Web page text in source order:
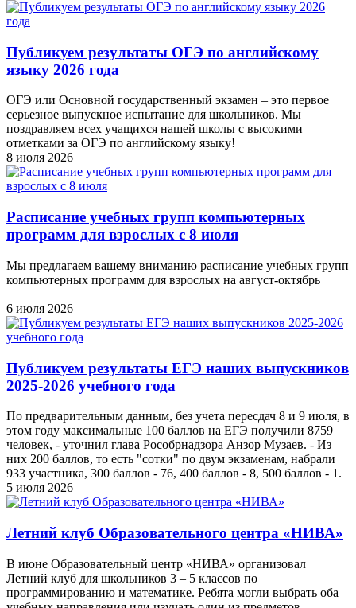
Публикуем результаты ОГЭ по английскому
языку 2026 года
ОГЭ или Основной государственный экзамен – это первое
серьезное выпускное испытание для школьников. Мы
поздравляем всех учащихся нашей школы с высокими
отметками за ОГЭ по английскому языку!
8 июля 2026
Расписание учебных групп компьютерных
программ для взрослых с 8 июля
Мы предлагаем вашему вниманию расписание учебных групп
компьютерных программ для взрослых на август-октябрь
6 июля 2026
Публикуем результаты ЕГЭ наших выпускников
2025-2026 учебного года
По предварительным данным, без учета пересдач 8 и 9 июля, в
этом году максимальные 100 баллов на ЕГЭ получили 8759
человек, - уточнил глава Рособрнадзора Анзор Музаев. - Из
них 200 баллов, то есть "сотки" по двум экзаменам, набрали
933 участника, 300 баллов - 76, 400 баллов - 8, 500 баллов - 1.
5 июля 2026
Летний клуб Образовательного центра «НИВА»
В июне Образовательный центр «НИВА» организовал
Летний клуб для школьников 3 – 5 классов по
программированию и математике. Ребята могли выбрать оба